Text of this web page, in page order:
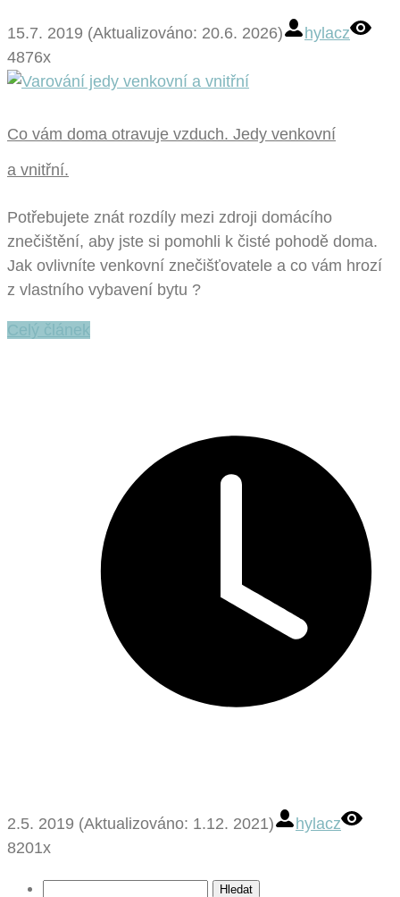
15.7. 2019 (Aktualizováno: 20.6. 2026)
hylacz
4876x
Co vám doma otravuje vzduch. Jedy venkovní
a vnitřní.
Potřebujete znát rozdíly mezi zdroji domácího
znečištění, aby jste si pomohli k čisté pohodě doma.
Jak ovlivníte venkovní znečišťovatele a co vám hrozí
z vlastního vybavení bytu ?
Celý článek
2.5. 2019 (Aktualizováno: 1.12. 2021)
hylacz
8201x
Vyhledávání